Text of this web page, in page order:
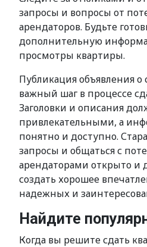
запросы и вопросы от
арендаторов. Будьте
дополнительную
просмотры квартиры.
Публикация объявления о
важный шаг в процессе
Заголовки и описания
привлекательными, а
понятно и доступно.
запросы и общаться с
арендаторами открыто и
создать хорошее
надежных и
Найдите
Когда вы решите сдать